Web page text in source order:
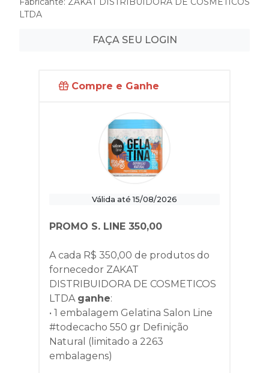
LTDA
FAÇA SEU LOGIN
Compre e Ganhe
Válida até 15/08/2026
PROMO S. LINE 350,00
A cada R$ 350,00 de produtos do
fornecedor ZAKAT
DISTRIBUIDORA DE COSMETICOS
LTDA ganhe:
• 1 embalagem Gelatina Salon Line
#todecacho 550 gr Definição
Natural (limitado a 2263
embalagens)